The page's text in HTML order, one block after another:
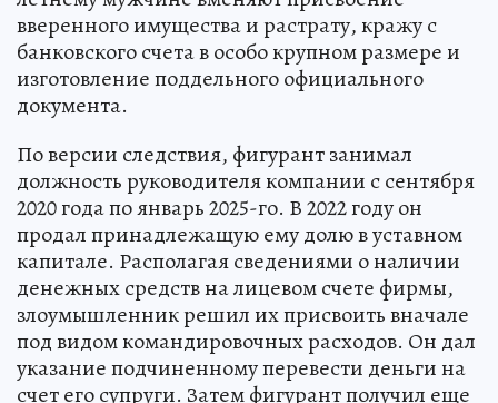
вверенного имущества и растрату, кражу с
банковского счета в особо крупном размере и
изготовление поддельного официального
документа.
По версии следствия, фигурант занимал
должность руководителя компании с сентября
2020 года по январь 2025-го. В 2022 году он
продал принадлежащую ему долю в уставном
капитале. Располагая сведениями о наличии
денежных средств на лицевом счете фирмы,
злоумышленник решил их присвоить вначале
под видом командировочных расходов. Он дал
указание подчиненному перевести деньги на
счет его супруги. Затем фигурант получил еще